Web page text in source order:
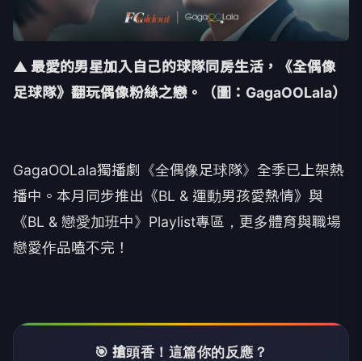
▲ 最愛的男星加入自己的球隊同房生活，《全偶像
足球隊》翻玩偶像粉絲之戀。
（圖：GagaOOLala）
GagaOOLala獨播劇《全偶像足球隊》 全季已上架熱
播中。本月同步推出《BL & 運動男孩愛熱情》與
《BL & 戀愛加班中》Playlist專區， 更多體育與職場
戀愛作品嗑不完！
🎯 搶頭香！這篇你的反應？